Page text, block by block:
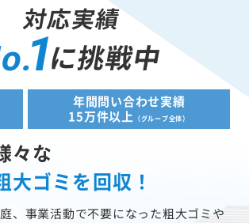
対応実績
1に挑戦中
年間問い合わせ実績
15万件以上
（グループ全体）
々な
大ゴミを回収！
、事業活動で不要になった粗大ゴミや